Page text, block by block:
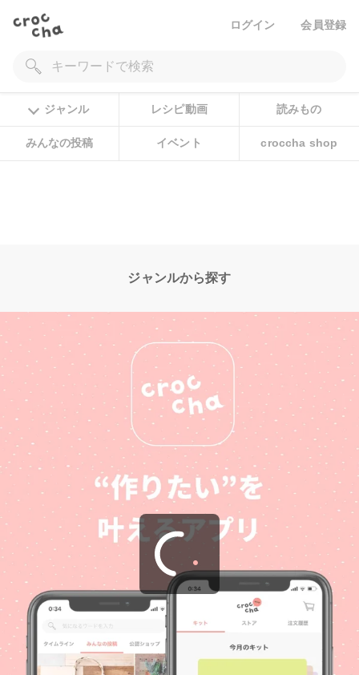
ログイン 会員登録
ジャンル レシピ動画 読みもの
みんなの投稿 イベント croccha shop
ジャンルから探す